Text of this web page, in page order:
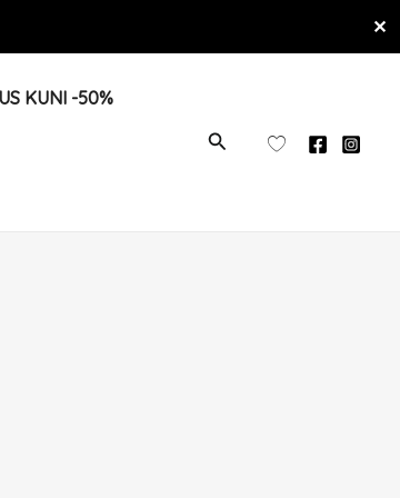
✕
KUNI -50%
OTSI